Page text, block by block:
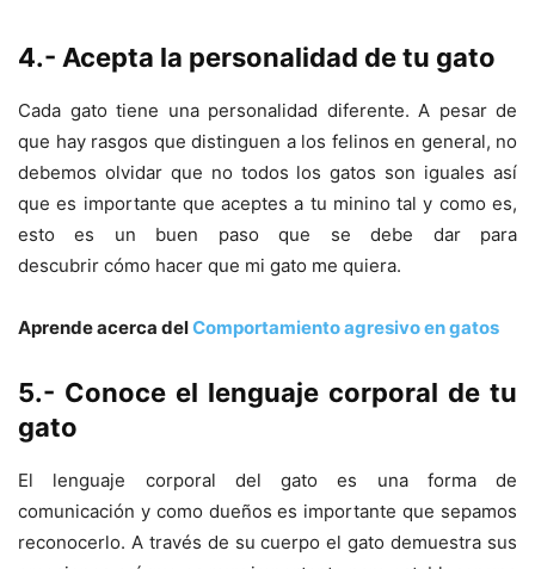
4.- Acepta la personalidad de tu gato
Cada gato tiene una personalidad diferente. A pesar de
que hay rasgos que distinguen a los felinos en general, no
debemos olvidar que no todos los gatos son iguales así
que es importante que aceptes a tu minino tal y como es,
esto es un buen paso que se debe dar para
descubrir cómo hacer que mi gato me quiera.
Aprende acerca delComportamiento agresivo en gatos
5.- Conoce el lenguaje corporal de tu
gato
El lenguaje corporal del gato es una forma de
comunicación y como dueños es importante que sepamos
reconocerlo. A través de su cuerpo el gato demuestra sus